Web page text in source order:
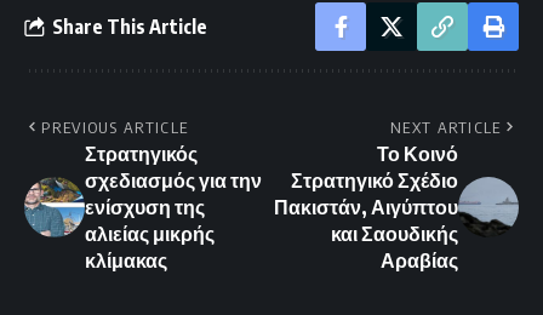
Share This Article
PREVIOUS ARTICLE
Στρατηγικός
σχεδιασμός για την
ενίσχυση της
αλιείας μικρής
κλίμακας
NEXT ARTICLE
Το Κοινό
Στρατηγικό Σχέδιο
Πακιστάν, Αιγύπτου
και Σαουδικής
Αραβίας